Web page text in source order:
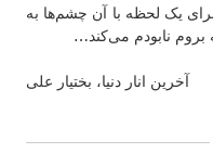
یک لحظه با آن چشم‌ها به
نابودم می‌کند…
آخرین انار دنیا، بختیار علی